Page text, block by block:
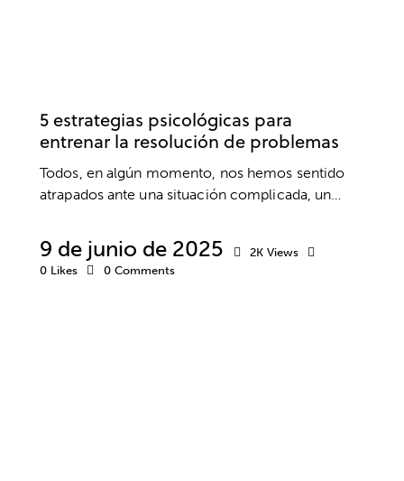
5 estrategias psicológicas para
entrenar la resolución de problemas
Todos, en algún momento, nos hemos sentido
atrapados ante una situación complicada, un…
9 de junio de 2025 2K Views
0 Likes 0 Comments